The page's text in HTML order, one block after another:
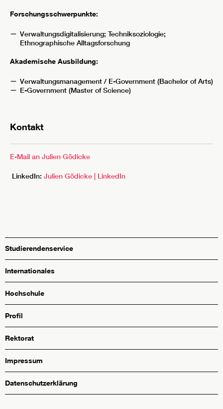
Forschungsschwerpunkte:
Verwaltungsdigitalisierung; Techniksoziologie;
Ethnographische Alltagsforschung
Akademische Ausbildung:
Verwaltungsmanagement / E-Government (Bachelor of Arts)
E-Government (Master of Science)
Kontakt
E-Mail an Julien Gödicke
LinkedIn: Julien Gödicke | LinkedIn
Studierendenservice
Internationales
Hochschule
Profil
Rektorat
Impressum
Datenschutzerklärung